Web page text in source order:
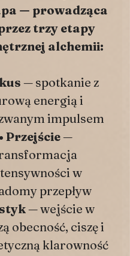
— prowadząca
trzy etapy
alchemii:
— spotkanie z
energią i
impulsem
• Przejście—
w
przepływ
— wejście w
obecność, ciszę i
klarowność